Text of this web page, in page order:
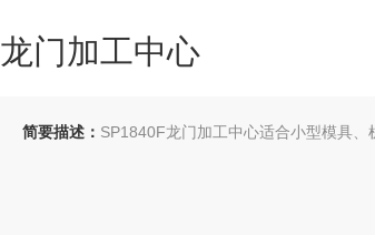
龙门加工中心
简要描述： SP1840F龙门加工中心适合小型模具、